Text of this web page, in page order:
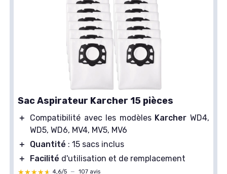
Sac Aspirateur Karcher 15 pièces
＋ Compatibilité avec les modèles Karcher WD4,
WD5, WD6, MV4, MV5, MV6
＋
Quantité : 15 sacs inclus
＋
Facilité d'utilisation et de remplacement
★★★★★
★★★★★ 4,6/5 — 107 avis